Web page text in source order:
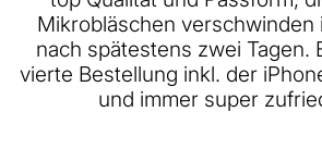
Mikrobläschen verschwinden
nach spätestens zwei Tagen.
vierte Bestellung inkl. der
und immer super